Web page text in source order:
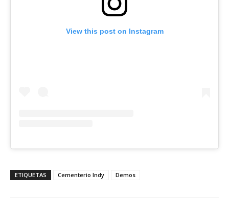
View this post on Instagram
ETIQUETAS Cementerio Indy Demos